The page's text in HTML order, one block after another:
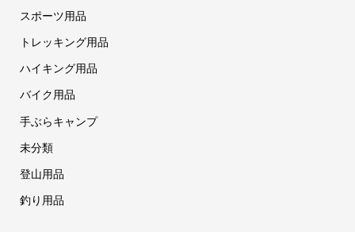
スポーツ用品
トレッキング用品
ハイキング用品
バイク用品
手ぶらキャンプ
未分類
登山用品
釣り用品